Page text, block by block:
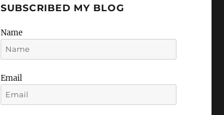
SUBSCRIBED MY BLOG
Name
Email